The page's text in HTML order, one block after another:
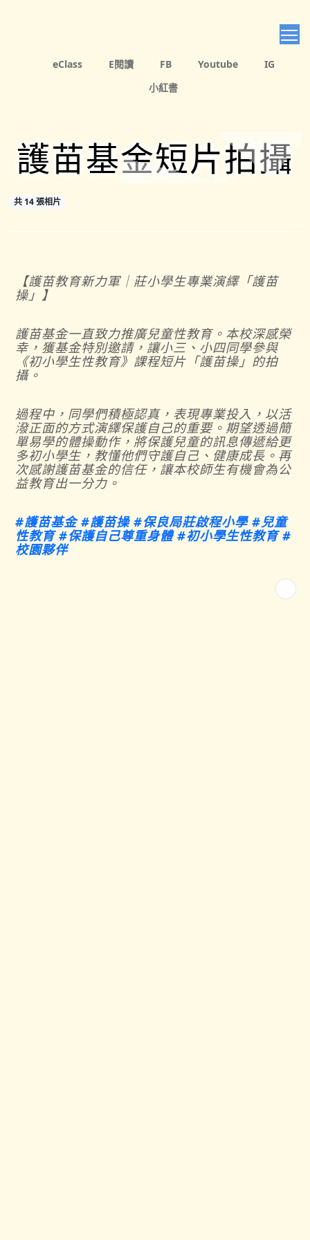
eClass E閱讀 FB Youtube
IG
小紅書
護苗基金短片拍攝
共 14 張相片
【護苗教育新力軍｜莊小學生專業演繹「護苗
操」】
護苗基金一直致力推廣兒童性教育。本校深感榮
幸，獲基金特別邀請，讓小三、小四同學參與
《初小學生性教育》課程短片「護苗操」的拍
攝。
過程中，同學們積極認真，表現專業投入，以活
潑正面的方式演繹保護自己的重要。期望透過簡
單易學的體操動作，將保護兒童的訊息傳遞給更
多初小學生，教懂他們守護自己、健康成長。再
次感謝護苗基金的信任，讓本校師生有機會為公
益教育出一分力。
#護苗基金 #護苗操 #保良局莊啟程小學 #兒童
性教育 #保護自己尊重身體 #初小學生性教育 #
校園夥伴